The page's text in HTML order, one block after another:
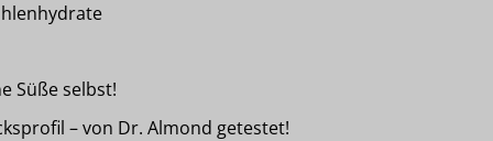
Süße selbst!
– von Dr. Almond getestet!